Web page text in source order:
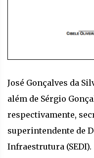
José Gonçalves da
além de Sérgio
respectivamente,
superintendente de
Infraestrutura (SEDI).